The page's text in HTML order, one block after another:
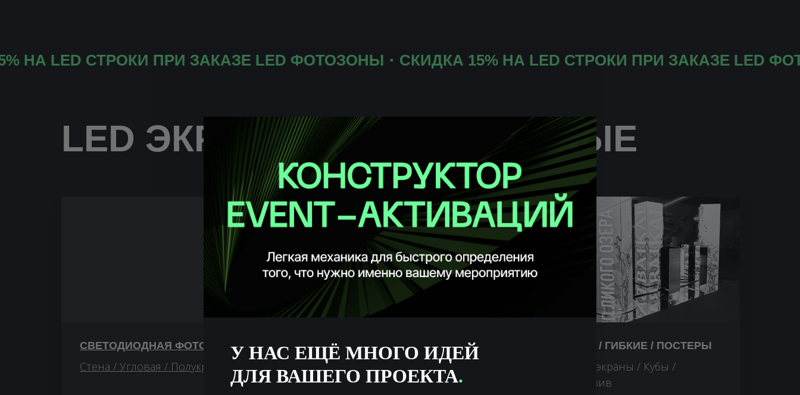
СТРОКИ ПРИ ЗАКАЗЕ LED ФОТОЗОНЫ СКИДКА 15% НА LED СТРОКИ ПРИ ЗАКАЗЕ LED
LED ЭКРАНЫ СВЕТОДИОДНЫЕ
СВЕТОДИОДНАЯ ФОТОЗОНА
Стена / Угловая / Полукруглая
СВЕТОДИОДНЫЕ СТРОКИ
Навигация / Фотозона / Декор
СТЕЛЫ / ГИБКИЕ / ПОСТЕРЫ
Гибкие экраны / Кубы /
Эксклюзив
У НАС ЕЩË МНОГО ИДЕЙ
ДЛЯ ВАШЕГО ПРОЕКТА.